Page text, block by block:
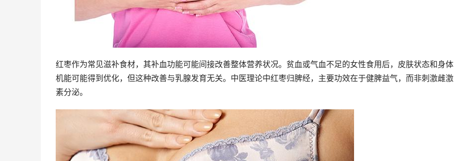
红枣作为常见滋补食材，其补血功能可能间接改善整体营养状况。贫血或气血不足的女性食用后，皮肤状态和身体
机能可能得到优化，但这种改善与乳腺发育无关。中医理论中红枣归脾经，主要功效在于健脾益气，而非刺激雌激
素分泌。